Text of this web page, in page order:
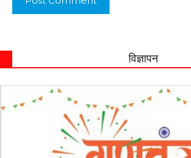
विज्ञापन